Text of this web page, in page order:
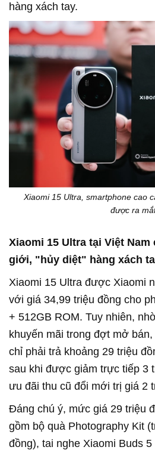
hàng xách tay.
Xiaomi 15 Ultra, smartphone cao
được ra
Xiaomi 15 Ultra tại Việt
giới, "hủy diệt" hàng xách
Xiaomi 15 Ultra được Xiaomi
với giá 34,99 triệu đồng cho
+ 512GB ROM. Tuy nhiên,
khuyến mãi trong đợt mở
chỉ phải trả khoảng 29 triệu
sau khi được giảm trực tiếp 3
ưu đãi thu cũ đổi mới trị giá 2
Đáng chú ý, mức giá 29 triệu
gồm bộ quà Photography Kit
đồng), tai nghe Xiaomi Buds